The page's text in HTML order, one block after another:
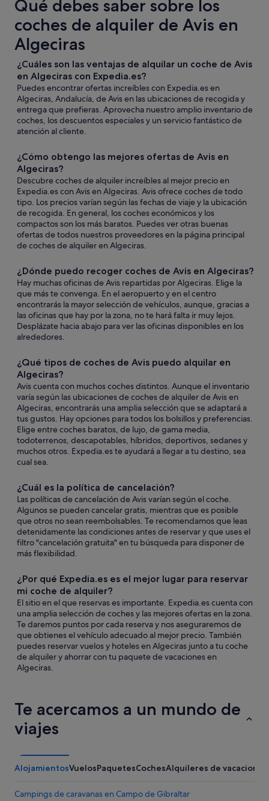
Qué debes saber sobre los
coches de alquiler de Avis en
Algeciras
¿Cuáles son las ventajas de alquilar un coche de Avis
en Algeciras con Expedia.es?
Puedes encontrar ofertas increíbles con Expedia.es en
Algeciras, Andalucía, de Avis en las ubicaciones de recogida y
entrega que prefieras. Aprovecha nuestro amplio inventario de
coches, los descuentos especiales y un servicio fantástico de
atención al cliente.
¿Cómo obtengo las mejores ofertas de Avis en
Algeciras?
Descubre coches de alquiler increíbles al mejor precio en
Expedia.es con Avis en Algeciras. Avis ofrece coches de todo
tipo. Los precios varían según las fechas de viaje y la ubicación
de recogida. En general, los coches económicos y los
compactos son los más baratos. Puedes ver otras buenas
ofertas de todos nuestros proveedores en la página principal
de coches de alquiler en Algeciras.
¿Dónde puedo recoger coches de Avis en Algeciras?
Hay muchas oficinas de Avis repartidas por Algeciras. Elige la
que más te convenga. En el aeropuerto y en el centro
encontrarás la mayor selección de vehículos, aunque, gracias a
las oficinas que hay por la zona, no te hará falta ir muy lejos.
Desplázate hacia abajo para ver las oficinas disponibles en los
alrededores.
¿Qué tipos de coches de Avis puedo alquilar en
Algeciras?
Avis cuenta con muchos coches distintos. Aunque el inventario
varía según las ubicaciones de coches de alquiler de Avis en
Algeciras, encontrarás una amplia selección que se adaptará a
tus gustos. Hay opciones para todos los bolsillos y preferencias.
Elige entre coches baratos, de lujo, de gama media,
todoterrenos, descapotables, híbridos, deportivos, sedanes y
muchos otros. Expedia.es te ayudará a llegar a tu destino, sea
cual sea.
¿Cuál es la política de cancelación?
Las políticas de cancelación de Avis varían según el coche.
Algunos se pueden cancelar gratis, mientras que es posible
que otros no sean reembolsables. Te recomendamos que leas
detenidamente las condiciones antes de reservar y que uses el
filtro "cancelación gratuita" en tu búsqueda para disponer de
más flexibilidad.
¿Por qué Expedia.es es el mejor lugar para reservar
mi coche de alquiler?
El sitio en el que reservas es importante. Expedia.es cuenta con
una amplia selección de coches y las mejores ofertas en la zona.
Te daremos puntos por cada reserva y nos aseguraremos de
que obtienes el vehículo adecuado al mejor precio. También
puedes reservar vuelos y hoteles en Algeciras junto a tu coche
de alquiler y ahorrar con tu paquete de vacaciones en
Algeciras.
Te acercamos a un mundo de
viajes
AlojamientosVuelosPaquetesCochesAlquileres de vacaciones
Campings de caravanas en Campo de Gibraltar